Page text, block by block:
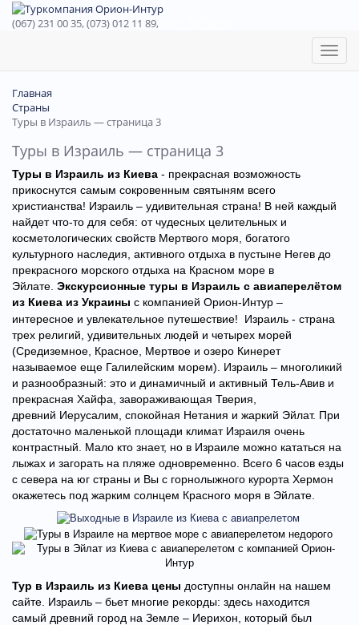
(067) 231 00 35, (073) 012 11 89,
Toggle
Главная
Страны
Туры в Израиль — страница 3
Туры в Израиль — страница 3
Туры в Израиль из Киева - прекрасная возможность
прикоснутся самым сокровенным святыням всего
христианства! Израиль – удивительная страна! В ней каждый
найдет что-то для себя: от чудесных целительных и
косметологических свойств Мертвого моря, богатого
культурного наследия, активного отдыха в пустыне Негев до
прекрасного морского отдыха на Красном море в
Эйлате. Экскурсионные туры в Израиль с авиаперелётом
из Киева из Украины с компанией Орион-Интур –
интересное и увлекательное путешествие! Израиль - страна
трех религий, удивительных людей и четырех морей
(Средиземное, Красное, Мертвое и озеро Кинерет
называемое еще Галилейским морем). Израиль – многоликий
и разнообразный: это и динамичный и активный Тель-Авив и
прекрасная Хайфа, завораживающая Тверия
древний Иерусалим , спокойная Нетания и жаркий Эйлат. При
достаточно маленькой площади климат Израиля очень
контрастный. Мало кто знает, но в Израиле можно кататься на
лыжах и загорать на пляже одновременно. Всего 6 часов езды
с севера на юг страны и Вы с горнолыжного курорта Хермон
окажетесь под жарким солнцем Красного моря в Эйлате.
Тур в Израиль из Киева цены доступны онлайн на нашем
сайте. Израиль – бьет многие рекорды: здесь находится
самый древний город на Земле – Иерихон, который был